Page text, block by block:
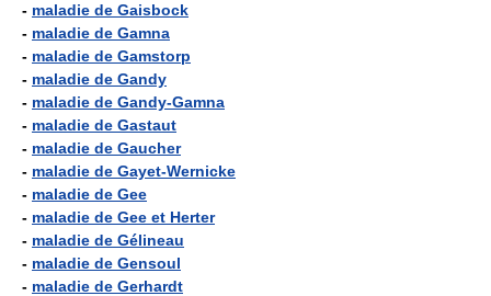
- maladie de Gaisbock
- maladie de Gamna
- maladie de Gamstorp
- maladie de Gandy
- maladie de Gandy-Gamna
- maladie de Gastaut
- maladie de Gaucher
- maladie de Gayet-Wernicke
- maladie de Gee
- maladie de Gee et Herter
- maladie de Gélineau
- maladie de Gensoul
- maladie de Gerhardt